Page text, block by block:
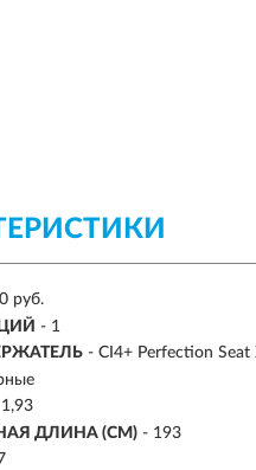
руб.
- 1
- CI4+ Perfection Seat
1,93
ДЛИНА (СМ) - 193